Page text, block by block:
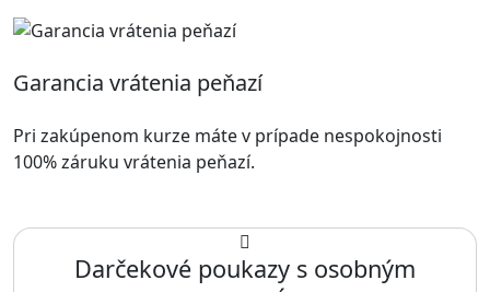
Garancia vrátenia peňazí
Pri zakúpenom kurze máte v prípade nespokojnosti
100% záruku vrátenia peňazí.
Darčekové poukazy s osobným